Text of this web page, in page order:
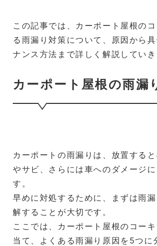
この記事では、カーポート屋根の
る雨漏り対策について、原因から
ナンス方法まで詳しく解説していき
カーポート屋根の雨漏
カーポートの雨漏りは、放置する
やサビ、さらには車へのダメージに
す。
早めに対処するために、まずは雨
解することが大切です。
ここでは、カーポート屋根のコー
当て、よくある雨漏り原因を5つに